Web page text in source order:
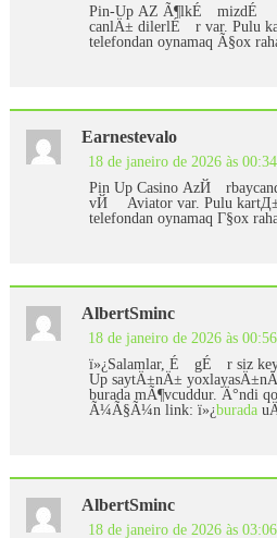
Pin-Up AZ Ã¶lkÉ™mizdÉ™
canlÄ± dilerlÉ™r var. Pulu
telefondan oynamaq Ã§ox
Earnestevalo
18 de janeiro de 2026 às 00:34
Pin Up Casino
vЙ™ Aviator var. Pulu
telefondan oynamaq Г§ox
AlbertSminc
18 de janeiro de 2026 às 00:56
ï»¿Salamlar, É™gÉ™r siz
Up saytÄ±nÄ±
burada mÃ¶vcuddur. Ä°ndi
Ã¼Ã§Ã¼n link: ï»¿burada
AlbertSminc
18 de janeiro de 2026 às 03:06